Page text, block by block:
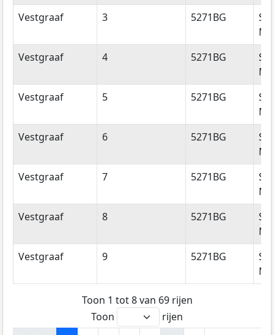
Vestgraaf
3 5271BG
Vestgraaf
4 5271BG
Vestgraaf
5 5271BG
Vestgraaf
6 5271BG
Vestgraaf
7 5271BG
Vestgraaf
8 5271BG
Vestgraaf
9 5271BG
Toon 1 tot 8 van 69 rijen
Toon
rijen